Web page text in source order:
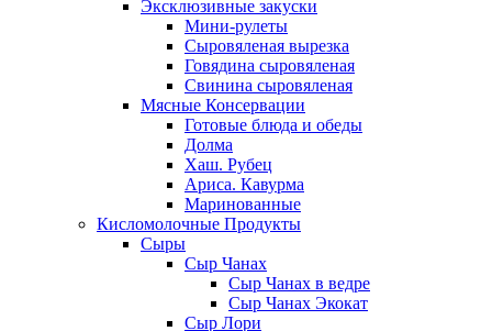
Эксклюзивные закуски
Мини-рулеты
Сыровяленая вырезка
Говядина сыровяленая
Свинина сыровяленая
Мясные Консервации
Готовые блюда и обеды
Долма
Хаш. Рубец
Ариса. Кавурма
Маринованные
Кисломолочные Продукты
Сыры
Сыр Чанах
Сыр Чанах в ведре
Сыр Чанах Экокат
Сыр Лори